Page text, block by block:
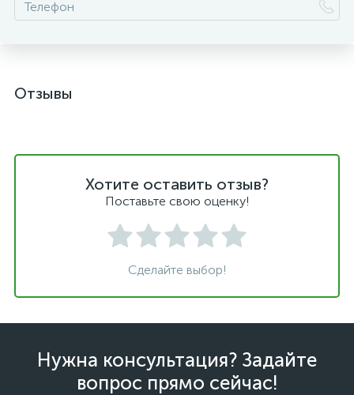
Отзывы
Хотите оставить отзыв?
Поставьте свою оценку!
Сделайте выбор!
Нужна консультация? Задайте
вопрос прямо сейчас!